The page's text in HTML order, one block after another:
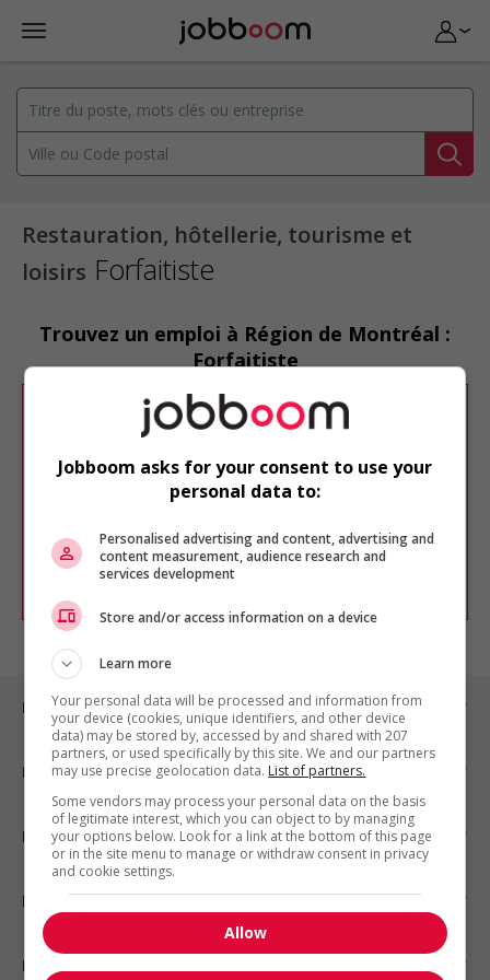
Restauration, hôtellerie, tourisme et
loisirs Forfaitiste
Trouvez un emploi à Région de Montréal :
Forfaitiste
Désolé, cette recherche n'a produit aucun
résultat.
Veuillez faire une nouvelle recherche.
Vous pouvez en tout temps utiliser nos
chercher un poste selon votre profil
d'intérêt en emploi en vousinscrivant
comme membre Jobboom.
Emplois par ville
Emplois par secteur
Emplois par statut
Emplois par type
Nos suggestions
Jobboom asks for your consent to use your
personal data to:
Personalised advertising and content, advertising and
content measurement, audience research and
services development
Store and/or access information on a device
Learn more
Your personal data will be processed and information from
your device (cookies, unique identifiers, and other device
data) may be stored by, accessed by and shared with 207
partners, or used specifically by this site. We and our partners
may use precise geolocation data. List of partners.
Some vendors may process your personal data on the basis
of legitimate interest, which you can object to by managing
your options below. Look for a link at the bottom of this page
or in the site menu to manage or withdraw consent in privacy
and cookie settings.
Allow